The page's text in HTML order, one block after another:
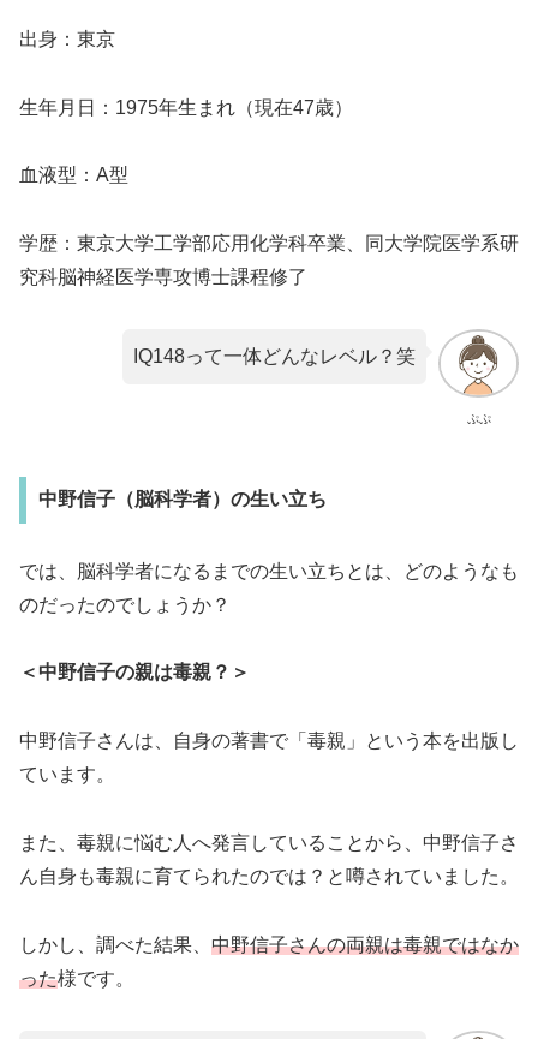
出身：東京
生年月日：1975年生まれ（現在47歳）
血液型：A型
学歴：東京大学工学部応用化学科卒業、同大学院医学系研
究科脳神経医学専攻博士課程修了
ぷぷ
IQ148って一体どんなレベル？笑
中野信子（脳科学者）の生い立ち
では、脳科学者になるまでの生い立ちとは、どのようなも
のだったのでしょうか？
＜中野信子の親は毒親？＞
中野信子さんは、自身の著書で「毒親」という本を出版し
ています。
また、毒親に悩む人へ発言していることから、中野信子さ
ん自身も毒親に育てられたのでは？と噂されていました。
しかし、調べた結果、 中野信子さんの両親は毒親ではなか
った様です。